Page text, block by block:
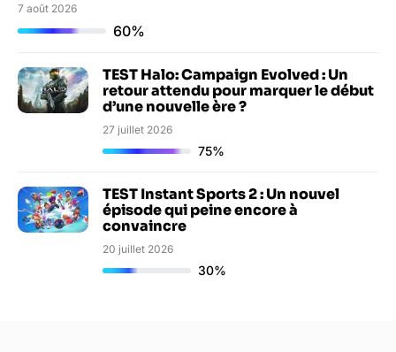
7 août 2026
60%
TEST Halo: Campaign Evolved : Un
retour attendu pour marquer le début
d’une nouvelle ère ?
27 juillet 2026
75%
TEST Instant Sports 2 : Un nouvel
épisode qui peine encore à
convaincre
20 juillet 2026
30%